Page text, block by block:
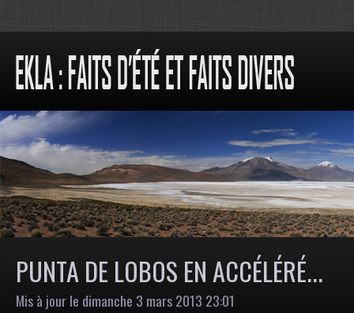
PUNTA DE LOBOS EN ACCÉLÉRÉ...
Mis à jour le dimanche 3 mars 2013 23:01